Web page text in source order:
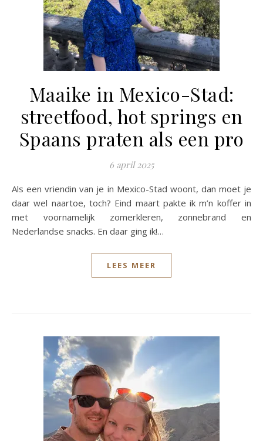
Maaike in Mexico-Stad:
streetfood, hot springs en
Spaans praten als een pro
6 april 2025
Als een vriendin van je in Mexico-Stad woont, dan moet je
daar wel naartoe, toch? Eind maart pakte ik m’n koffer in
met voornamelijk zomerkleren, zonnebrand en
Nederlandse snacks. En daar ging ik!…
LEES MEER